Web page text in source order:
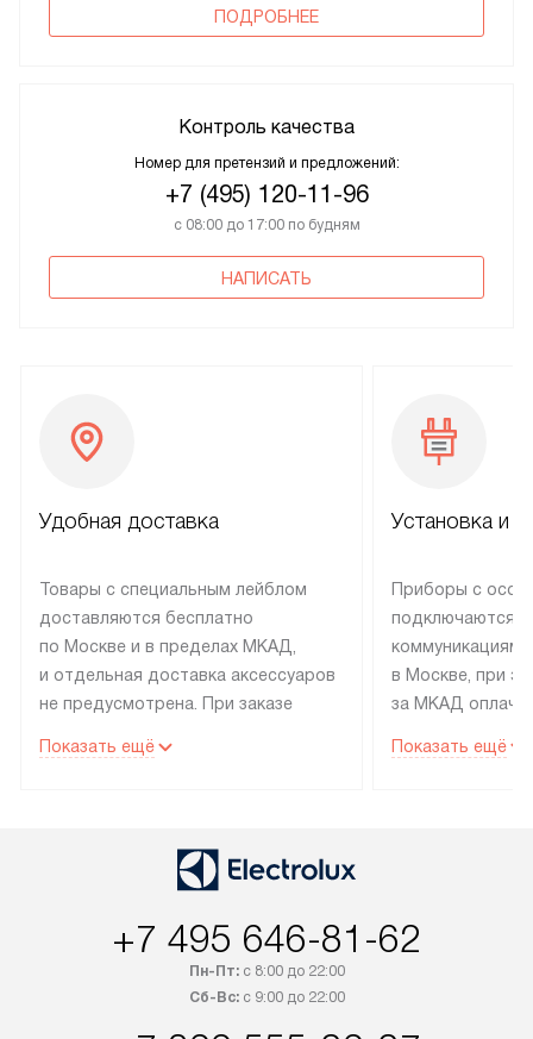
ПОДРОБНЕЕ
Контроль качества
Номер для претензий и предложений:
+7 (495) 120-11-96
с 08:00 до 17:00 по будням
НАПИСАТЬ
Удобная доставка
Товары с специальным лейблом
доставляются бесплатно
по Москве и в пределах МКАД,
и отдельная доставка аксессуаров
не предусмотрена. При заказе
рекомендуем обсудить
со статусом «В наличии» могут
быть отправлены покупателю
интересен товар «Под заказ»,
обсудите возможность его
приобретения с менеджером сайта.
Показать ещё
Установка и
Приборы с
подключаются к
коммуникациям
в Москве, при
за МКАД
партнера
по монтажу
Показать ещё
+7 495 646-81-62
Пн-Пт:с 8:00 до 22:00
Сб-Вс:с 9:00 до 22:00